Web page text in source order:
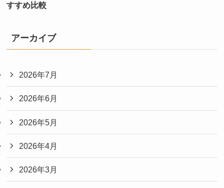
すすめ比較
アーカイブ
2026年7月
2026年6月
2026年5月
2026年4月
2026年3月